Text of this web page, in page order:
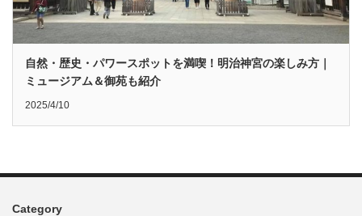
自然・歴史・パワースポットを満喫！明治神宮の楽しみ方｜
ミュージアム＆御苑も紹介
2025/4/10
Category